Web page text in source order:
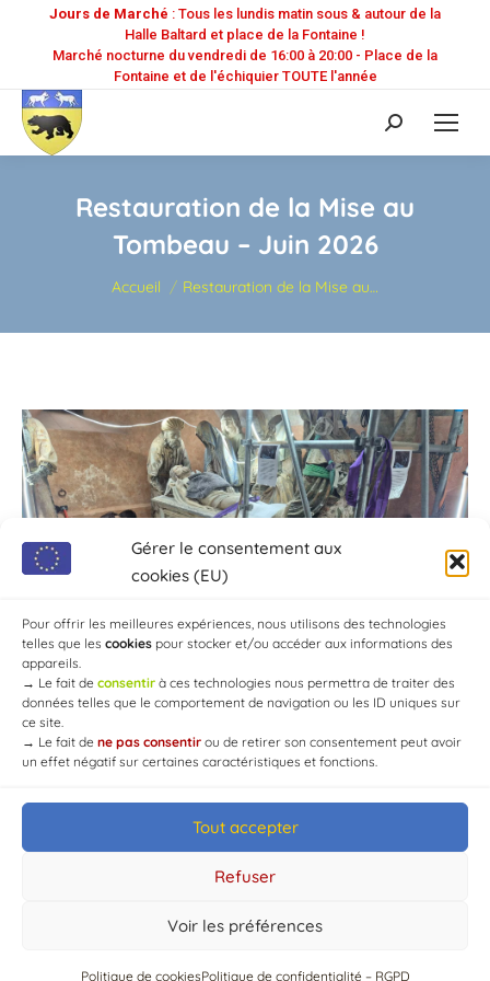
Gérer le consentement aux
cookies (EU)
Pour offrir les meilleures expériences, nous utilisons des technologies
telles que les cookies pour stocker et/ou accéder aux informations des
appareils.
→ Le fait de consentir à ces technologies nous permettra de traiter des
données telles que le comportement de navigation ou les ID uniques sur
ce site.
→ Le fait de ne pas consentir ou de retirer son consentement peut avoir
un effet négatif sur certaines caractéristiques et fonctions.
Tout accepter
Refuser
Voir les préférences
Politique de cookiesPolitique de confidentialité – RGPD
Jours de Marché : Tous les lundis matin sous & autour de la
Halle Baltard et place de la Fontaine !
Marché nocturne du vendredi de 16:00 à 20:00 - Place de la
Fontaine et de l'échiquier TOUTE l'année
Recherche
:
Restauration de la Mise au
Tombeau – Juin 2026
Vous êtes ici :
Accueil Restauration de la Mise au…
© Mairie de Chaource [2004-2024] | Tous droits réservés.
Developed byWEB3-DESIGN